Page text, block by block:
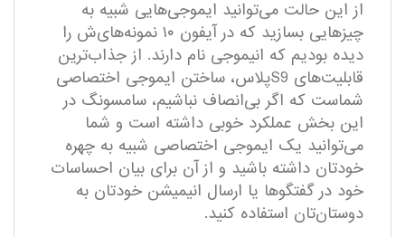
از این حالت می‌توانید ایموجی‌هایی شبیه به
چیزهایی بسازید که در آیفون ۱۰ نمونه‌های‌ش را
دیده بودیم که انیموجی نام دارند. از جذاب‌ترین
قابلیت‌های S9پلاس، ساختن ایموجی اختصاصی
شماست که اگر بی‌انصاف نباشیم، سامسونگ در
این بخش عملکرد خوبی داشته است و شما
می‌توانید یک ایموجی اختصاصی شبیه به چهره
خودتان داشته باشید و از آن برای بیان احساسات
خود در گفتگو‌ها یا ارسال انیمیشن خودتان به
دوستان‌تان استفاده کنید.